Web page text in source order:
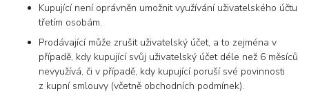
Kupující není oprávněn umožnit využívání uživatelského účtu
třetím osobám.
Prodávající může zrušit uživatelský účet, a to zejména v
případě, kdy kupující svůj uživatelský účet déle než 6 měsíců
nevyužívá, či v případě, kdy kupující poruší své povinnosti
z kupní smlouvy (včetně obchodních podmínek).